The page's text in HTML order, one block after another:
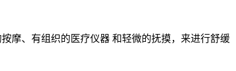
摩、有组织的医疗仪器 和轻微的抚摸，来进行舒缓